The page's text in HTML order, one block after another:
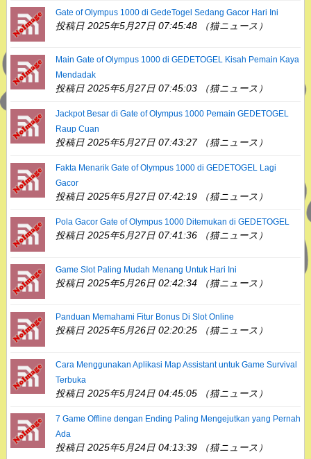
Gate of Olympus 1000 di GedeTogel Sedang Gacor Hari Ini
投稿日 2025年5月27日 07:45:48 （猫ニュース）
Main Gate of Olympus 1000 di GEDETOGEL Kisah Pemain Kaya
Mendadak
投稿日 2025年5月27日 07:45:03 （猫ニュース）
Jackpot Besar di Gate of Olympus 1000 Pemain GEDETOGEL
Raup Cuan
投稿日 2025年5月27日 07:43:27 （猫ニュース）
Fakta Menarik Gate of Olympus 1000 di GEDETOGEL Lagi
Gacor
投稿日 2025年5月27日 07:42:19 （猫ニュース）
Pola Gacor Gate of Olympus 1000 Ditemukan di GEDETOGEL
投稿日 2025年5月27日 07:41:36 （猫ニュース）
Game Slot Paling Mudah Menang Untuk Hari Ini
投稿日 2025年5月26日 02:42:34 （猫ニュース）
Panduan Memahami Fitur Bonus Di Slot Online
投稿日 2025年5月26日 02:20:25 （猫ニュース）
Cara Menggunakan Aplikasi Map Assistant untuk Game Survival
Terbuka
投稿日 2025年5月24日 04:45:05 （猫ニュース）
7 Game Offline dengan Ending Paling Mengejutkan yang Pernah
Ada
投稿日 2025年5月24日 04:13:39 （猫ニュース）